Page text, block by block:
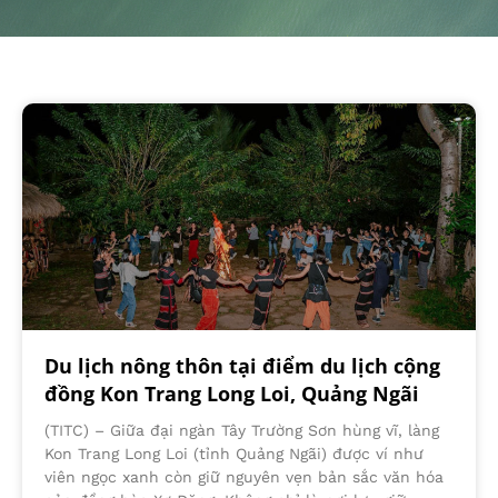
Du lịch nông thôn tại điểm du lịch cộng
đồng Kon Trang Long Loi, Quảng Ngãi
(TITC) – Giữa đại ngàn Tây Trường Sơn hùng vĩ, làng
Kon Trang Long Loi (tỉnh Quảng Ngãi) được ví như
viên ngọc xanh còn giữ nguyên vẹn bản sắc văn hóa